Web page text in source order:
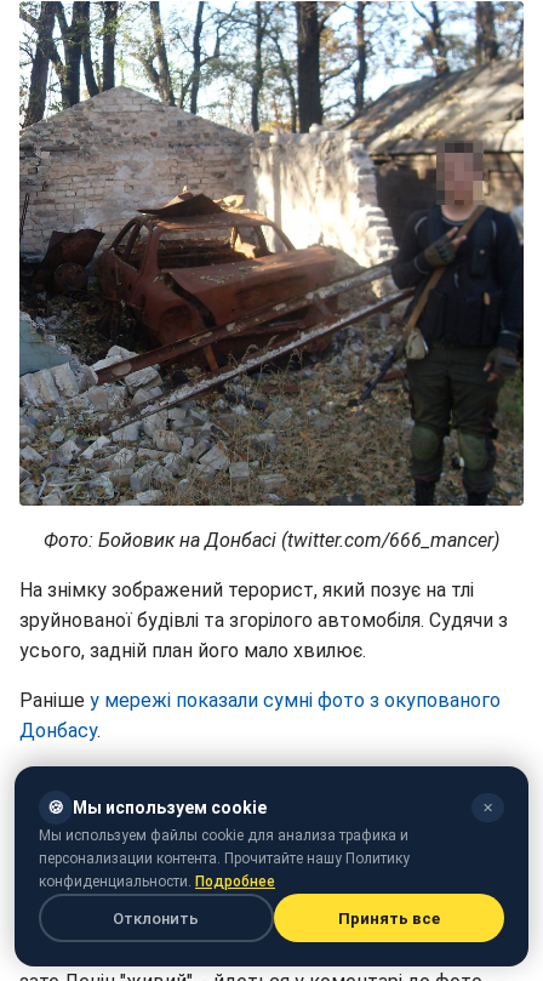
Фото: Бойовик на Донбасі (twitter.com/666_mancer)
На знімку зображений терорист, який позує на тлі
зруйнованої будівлі та згорілого автомобіля. Судячи з
усього, задній план його мало хвилює.
Раніше у мережі показали сумні фото з окупованого
Донбасу.
У мережі показали, на що терористи перетворили
окупований Первомайськ Луганської області.
Відповідні фото були опубліковані на сторінці
"Кришталевий Промінь" в Twitter.
"Первомайськ. Чотири роки без цивілізації, запустіння,
🍪 Мы используем cookie ✕
Мы используем файлы cookie для анализа трафика и
персонализации контента. Прочитайте нашу Политику
конфиденциальности. Подробнее
Отклонить Принять все